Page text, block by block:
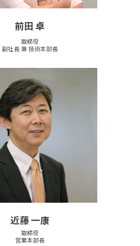
前田 卓
取締役
副社長 兼 技術本部長
近藤 一康
取締役
営業本部長